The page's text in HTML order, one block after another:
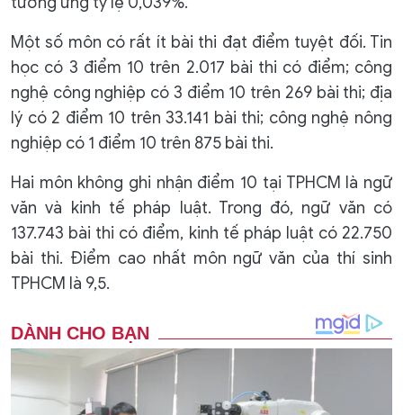
Một số môn có rất ít bài thi đạt điểm tuyệt đối. Tin
học có 3 điểm 10 trên 2.017 bài thi có điểm; công
nghệ công nghiệp có 3 điểm 10 trên 269 bài thi; địa
lý có 2 điểm 10 trên 33.141 bài thi; công nghệ nông
nghiệp có 1 điểm 10 trên 875 bài thi.
Hai môn không ghi nhận điểm 10 tại TPHCM là ngữ
văn và kinh tế pháp luật. Trong đó, ngữ văn có
137.743 bài thi có điểm, kinh tế pháp luật có 22.750
bài thi. Điểm cao nhất môn ngữ văn của thí sinh
TPHCM là 9,5.